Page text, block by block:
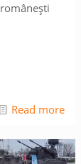
Read more